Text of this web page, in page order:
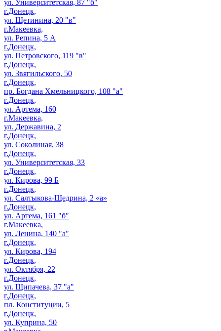
ул. Университетская, 87 "б"
г.Донецк,
ул. Щетинина, 20 "в"
г.Макеевка,
ул. Репина, 5 А
г.Донецк,
ул. Петровского, 119 "в"
г.Донецк,
ул. Звягильского, 50
г.Донецк,
пр. Богдана Хмельницкого, 108 "а"
г.Донецк,
ул. Артема, 160
г.Макеевка,
ул. Державина, 2
г.Донецк,
ул. Соколиная, 38
г.Донецк,
ул. Университетская, 33
г.Донецк,
ул. Кирова, 99 Б
г.Донецк,
ул. Салтыкова-Щедрина, 2 «а»
г.Донецк,
ул. Артема, 161 "б"
г.Макеевка,
ул. Ленина, 140 "а"
г.Донецк,
ул. Кирова, 194
г.Донецк,
ул. Октября, 22
г.Донецк,
ул. Щипачева, 37 "а"
г.Донецк,
пл. Конституции, 5
г.Донецк,
ул. Куприна, 50